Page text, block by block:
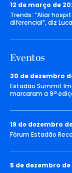
12 de março de
Trends: “Aliar
diferencial”, diz
Eventos
20 de dezembro
Estadão Summit
marcaram a 9ª
19 de dezembro
Fórum Estadão
5 de dezembro de